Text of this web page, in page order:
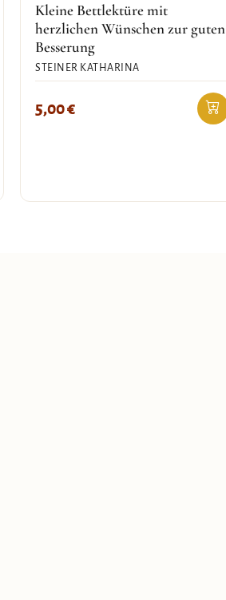
Kleine Bettlektüre mit
herzlichen Wünschen zur guten
Besserung
STEINER KATHARINA
5,00€